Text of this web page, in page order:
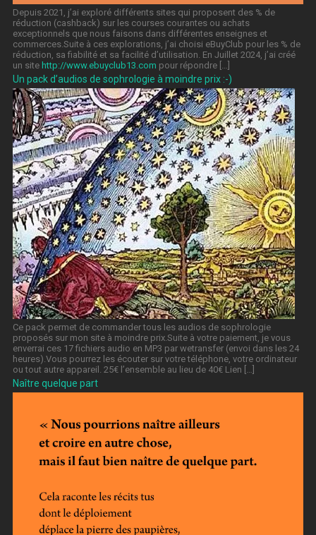
Depuis 2021, j’ai exploré différents sites qui proposent des % de
réduction (cashback) sur les courses courantes ou achats
exceptionnels que nous faisons dans différentes enseignes et
commerces.Suite à ces explorations, j’ai choisi eBuyClub pour les % de
réduction, sa fiabilité et sa facilité d’utilisation. En Juillet 2024, j’ai créé
un site http://www.ebuyclub13.com pour répondre […]
Un pack d’audios de sophrologie à moindre prix :-)
Ce pack permet de commander tous les audios de sophrologie
proposés sur mon site à moindre prix.Suite à votre paiement, je vous
enverrai ces 17 fichiers audio en MP3 par wetransfer (envoi dans les 24
heures).Vous pourrez les écouter sur votre téléphone, votre ordinateur
ou tout autre appareil. 25€ l’ensemble au lieu de 40€ Lien […]
Naître quelque part